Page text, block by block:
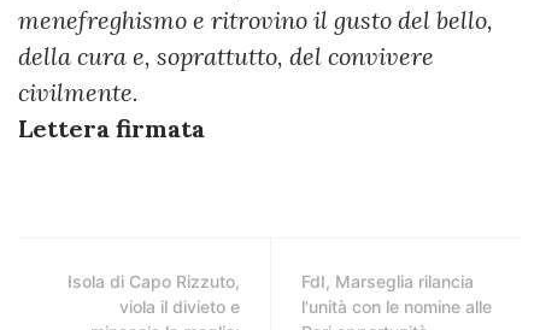
menefreghismo e ritrovino il gusto del bello,
della cura e, soprattutto, del convivere
civilmente.
Lettera firmata
Isola di Capo Rizzuto,
viola il divieto e
FdI, Marseglia rilancia
l'unità con le nomine alle